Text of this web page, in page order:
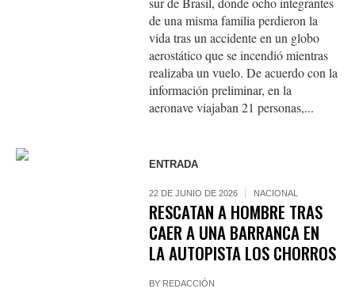
de una misma familia perdieron la
vida tras un accidente en un globo
aerostático que se incendió mientras
realizaba un vuelo. De acuerdo con la
información preliminar, en la
aeronave viajaban 21 personas,...
ENTRADA
22 DE JUNIO DE 2026 NACIONAL
RESCATAN A HOMBRE TRAS
CAER A UNA BARRANCA EN
LA AUTOPISTA LOS CHORROS
BY REDACCIÓN